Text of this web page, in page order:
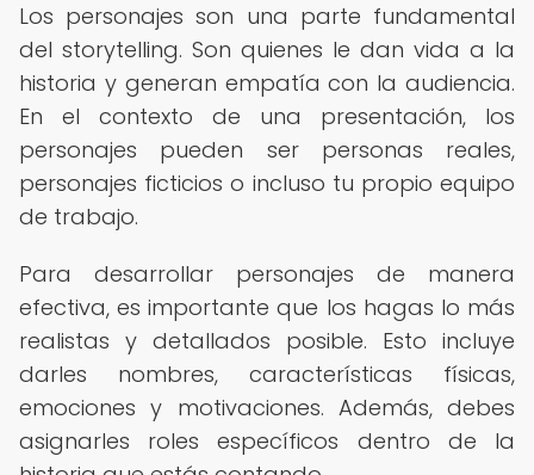
Los personajes son una parte fundamental
del storytelling. Son quienes le dan vida a la
historia y generan empatía con la audiencia.
En el contexto de una presentación, los
personajes pueden ser personas reales,
personajes ficticios o incluso tu propio equipo
de trabajo.
Para desarrollar personajes de manera
efectiva, es importante que los hagas lo más
realistas y detallados posible. Esto incluye
darles nombres, características físicas,
emociones y motivaciones. Además, debes
asignarles roles específicos dentro de la